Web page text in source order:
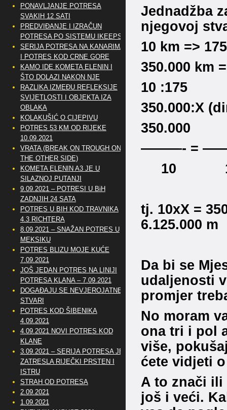
Jednadžba
njegovoj
10 km =>
350.000 km
10 :175
350.000:X
350.000
———- =
10
tj. 10xX =
6.125.000 m
Da bi se
udaljenosti
promjer
No moram
ona tri i pol
više,
ćete vidjeti
A to znači ili
još i veći.
PONAVLJANJE POTRESA
SVAKIH 12 SATI
PREDVIĐANJE I IZRAČUN
POTRESA PO SISTEMU IKEEPS
SERIJA POTRESA NA KANARIMA
I POTRES KOD CRNE GORE
KAMO IDE KOMETA ELENIN I
ŠTO DOLAZI NAKON NJE
RAZLIKA IZMEĐU REFLEKSIJE
SVIJETLOSTI I OBJEKTA IZA
OBLAKA
KOLAKUŠIĆ O CIJEPIVU
POTRES 53 KM OD RIJEKE
10.09.2021
VRATA (BREAK ON TROUGH ON
THE OTHER SIDE)
KOMETA ELENIN A3 JE U
SILAZNOJ PUTANJI
9.09.2021 – POTRESI U BiH
ZADNJIH 24 SATA
POTRES U BIH KOD TRAVNIKA
4.3 RICHTERA
8.09.2021 – SNAŽAN POTRES U
MEKSIKU
POTRES BLIZU MOJE KUĆE
7.09.2021
JOŠ JEDAN POTRES NA LINIJI
POTRESA KLANA – 7.09.2021
DOGAĐAJU SE NEVJEROJATNE
STVARI
POTRES KOD ŠIBENIKA
4.09.2021
4.09.2021 NOVI POTRES KOD
KLANE
3.09.2021 – SERIJA POTRESA JE
ZATRESLA RIJEČKI PRSTEN I
ISTRU
STRAH OD POTRESA
2.09.2021
1.09.2021